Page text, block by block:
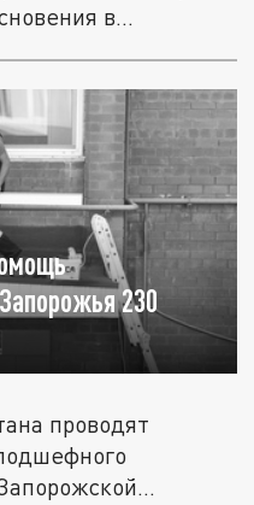
в...
230
проводят